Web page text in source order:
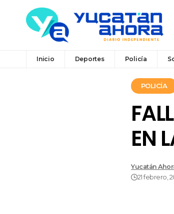
Inicio Deportes Policía
POLICÍA
EN
Yucatán
21 febrero,